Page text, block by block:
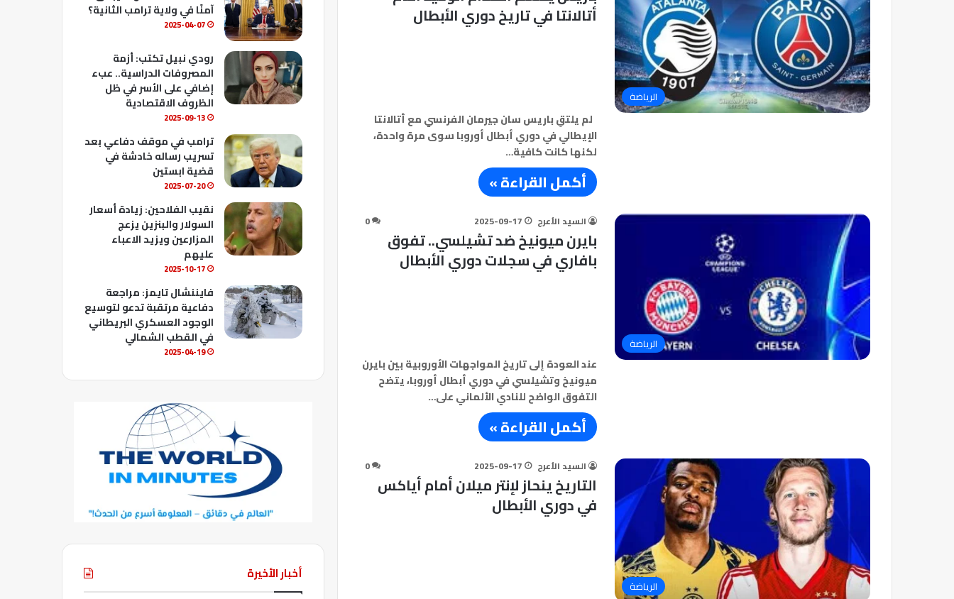
الرياضة
أتالانتا في تاريخ دوري الأبطال
لم يلتقِ باريس سان جيرمان الفرنسي مع أتالانتا
الإيطالي في دوري أبطال أوروبا سوى مرة واحدة،
لكنها كانت كافية…
أكمل القراءة »
الرياضة
السيد الأعرج 2025-09-17
0
بايرن ميونيخ ضد تشيلسي.. تفوق
بافاري في سجلات دوري الأبطال
عند العودة إلى تاريخ المواجهات الأوروبية بين بايرن
ميونيخ وتشيلسي في دوري أبطال أوروبا، يتضح
التفوق الواضح للنادي الألماني على…
أكمل القراءة »
الرياضة
السيد الأعرج 2025-09-17
0
التاريخ ينحاز لإنتر ميلان أمام أياكس
في دوري الأبطال
b
e
آمنًا في ولاية ترامب الثانية؟
2025-04-07
رودي نبيل تكتب: أزمة
المصروفات الدراسية.. عبء
إضافي على الأسر في ظل
الظروف الاقتصادية
2025-09-13
ترامب في موقف دفاعي بعد
تسريب رساله خادشة في
قضية ابستين
2025-07-20
نقيب الفلاحين: زيادة أسعار
السولار والبنزين يزعج
المزارعين ويزيد الاعباء
عليهم
2025-10-17
فايننشال تايمز: مراجعة
دفاعية مرتقبة تدعو لتوسيع
الوجود العسكري البريطاني
في القطب الشمالي
2025-04-19
أخبار الأخيرة